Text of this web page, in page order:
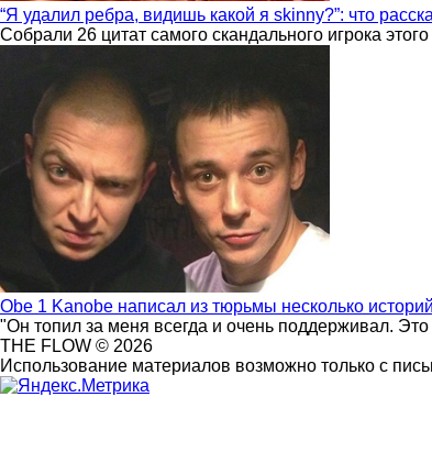
“Я удалил ребра, видишь какой я skinny?”: что
Собрали 26 цитат самого скандального игрока
Obe 1 Kanobe написал из тюрьмы несколько
"Он топил за меня всегда и очень поддерживал.
THE FLOW © 2026
Использование материалов возможно только с